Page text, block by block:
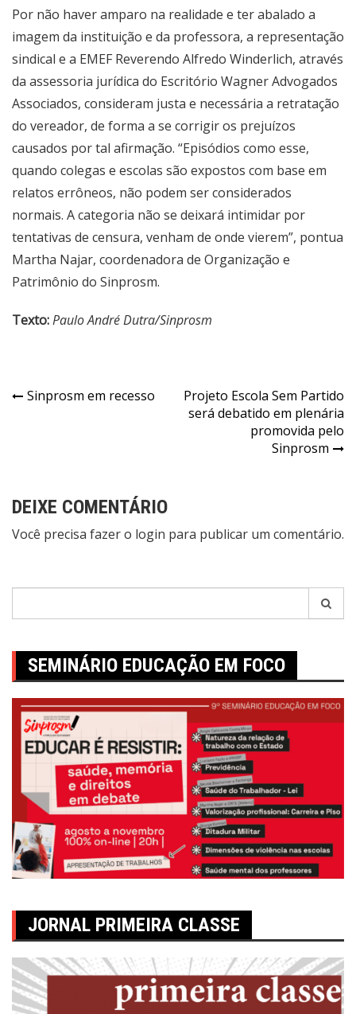
Por não haver amparo na realidade e ter abalado a
imagem da instituição e da professora, a representação
sindical e a EMEF Reverendo Alfredo Winderlich, através
da assessoria jurídica do Escritório Wagner Advogados
Associados, consideram justa e necessária a retratação
do vereador, de forma a se corrigir os prejuízos
causados por tal afirmação. “Episódios como esse,
quando colegas e escolas são expostos com base em
relatos errôneos, não podem ser considerados
normais. A categoria não se deixará intimidar por
tentativas de censura, venham de onde vierem”, pontua
Martha Najar, coordenadora de Organização e
Patrimônio do Sinprosm.
Texto:Paulo André Dutra/Sinprosm
Navegação
Sinprosm em recesso
Projeto Escola Sem Partido
será debatido em plenária
promovida pelo
Sinprosm
DEIXE COMENTÁRIO
Você precisa fazer o login para publicar um comentário.
SEMINÁRIO EDUCAÇÃO EM FOCO
JORNAL PRIMEIRA CLASSE